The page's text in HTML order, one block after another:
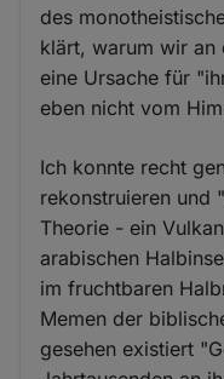
des
klärt, warum wir an
eine Ursache für
eben nicht vom
Ich konnte recht
rekonstruieren und
Theorie - ein
arabischen
im fruchtbaren
Memen der
gesehen existiert